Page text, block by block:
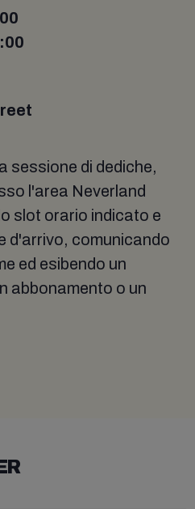
sessione di dediche,
l'area Neverland
slot orario indicato e
d'arrivo, comunicando
ed esibendo un
abbonamento o un